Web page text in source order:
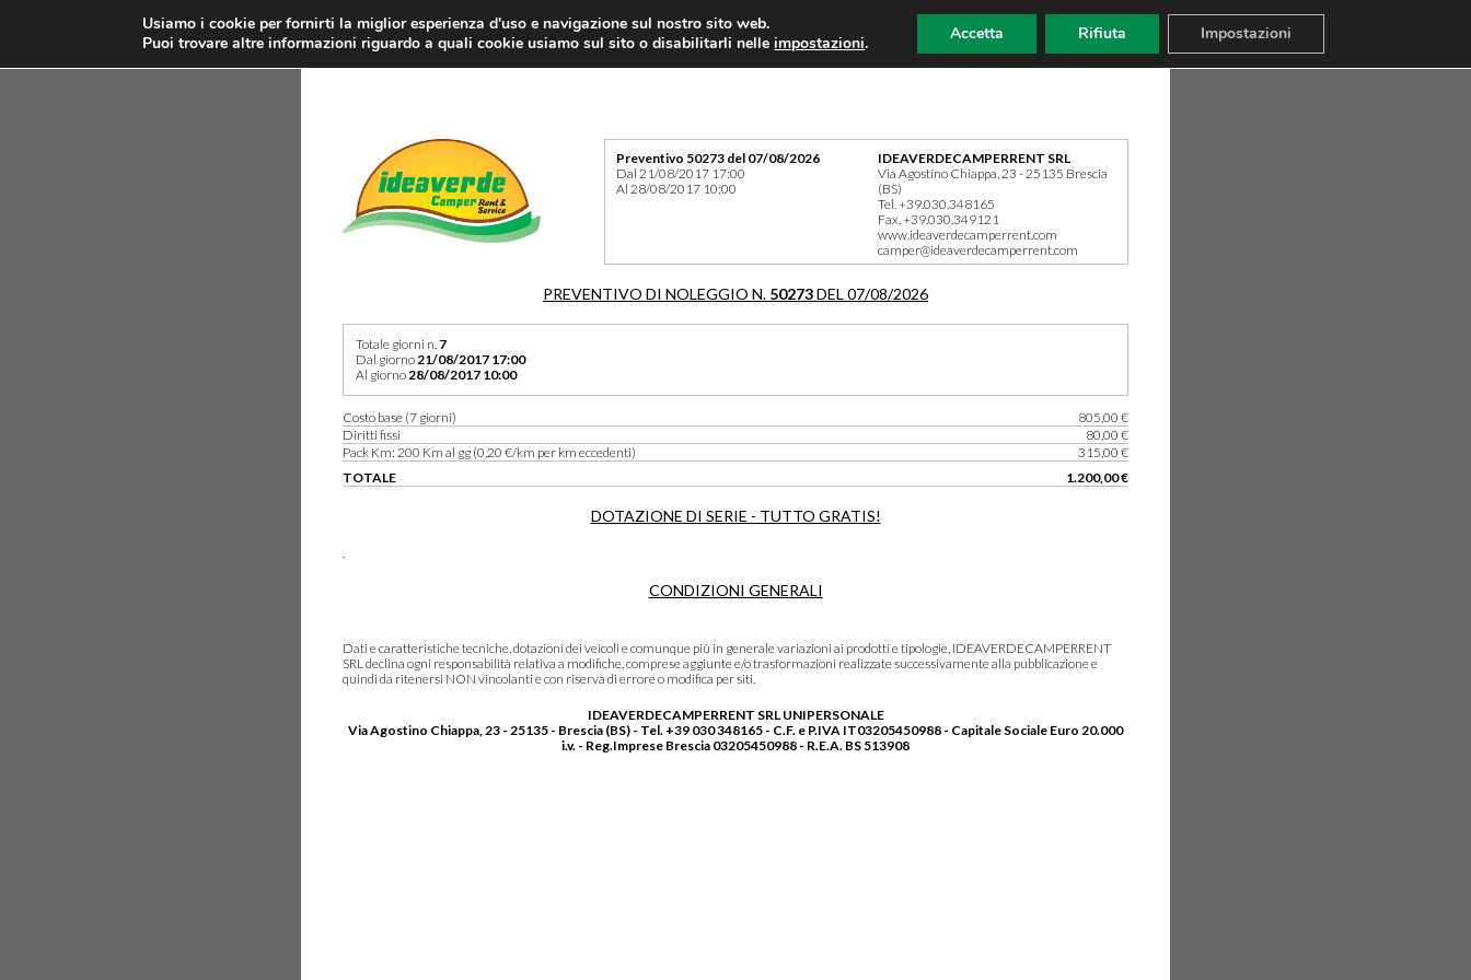
IDEAVERDECAMPERRENT SRL
Via Agostino Chiappa, 23 - 25135 Brescia
(BS)
Tel. +39.030.348165
Fax. +39.030.349121
www.ideaverdecamperrent.com
camper@ideaverdecamperrent.com
Preventivo 50273 del 07/08/2026
Dal 21/08/2017 17:00
Al 28/08/2017 10:00
PREVENTIVO DI NOLEGGIO N. 50273DEL 07/08/2026
Totale giorni n. 7
Dal giorno21/08/2017 17:00
Al giorno28/08/2017 10:00
Costo base (7 giorni)
805,00 €
Diritti fissi
80,00 €
Pack Km: 200 Km al gg (0,20 €/km per km eccedenti)
315,00 €
TOTALE
1.200,00 €
DOTAZIONE DI SERIE - TUTTO GRATIS!
.
CONDIZIONI GENERALI
Dati e caratteristiche tecniche, dotazioni dei veicoli e comunque più in generale variazioni ai prodotti e tipologie, IDEAVERDECAMPERRENT
SRL declina ogni responsabilità relativa a modifiche, comprese aggiunte e/o trasformazioni realizzate successivamente alla pubblicazione e
quindi da ritenersi NON vincolanti e con riserva di errore o modifica per siti.
IDEAVERDECAMPERRENT SRL UNIPERSONALE
Via Agostino Chiappa, 23 - 25135 - Brescia (BS) - Tel. +39 030 348165 - C.F. e P.IVA IT03205450988 - Capitale Sociale Euro 20.000
i.v. - Reg.Imprese Brescia 03205450988 - R.E.A. BS 513908
Usiamo i cookie per fornirti la miglior esperienza d'uso e navigazione sul nostro sito web.
Puoi trovare altre informazioni riguardo a quali cookie usiamo sul sito o disabilitarli nelleimpostazioni. Accetta Rifiuta Impostazioni